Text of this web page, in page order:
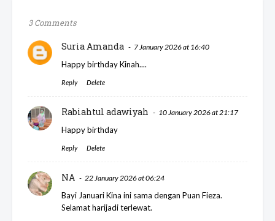
3 Comments
Suria Amanda 7 January 2026 at 16:40
Happy birthday Kinah....
Reply Delete
Rabiahtul adawiyah 10 January 2026 at 21:17
Happy birthday
Reply Delete
NA 22 January 2026 at 06:24
Bayi Januari Kina ini sama dengan Puan Fieza.
Selamat harijadi terlewat.